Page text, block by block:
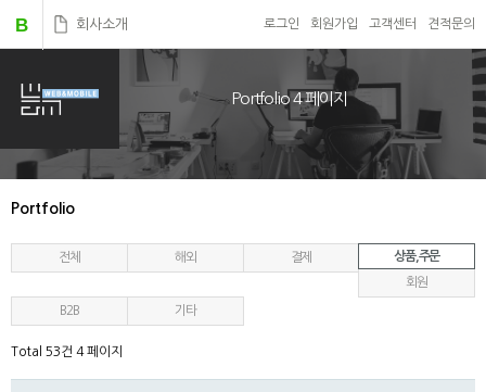
B 회사소개 견적문의
고객센터
회원가입
로그인
Portfolio 4 페이지
Portfolio
전체 해외 결제
상품,주문
회원
B2B 기타
Total 53건 4 페이지